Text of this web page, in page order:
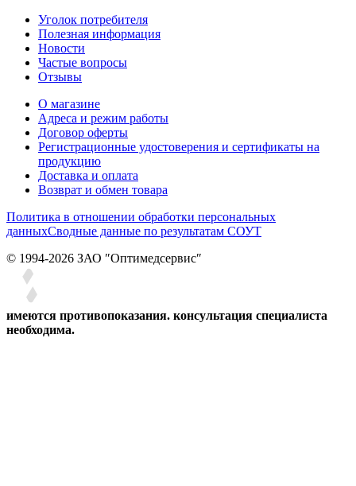
Уголок потребителя
Полезная информация
Новости
Частые вопросы
Отзывы
О магазине
Адреса и режим работы
Договор оферты
Регистрационные удостоверения и сертификаты на
продукцию
Доставка и оплата
Возврат и обмен товара
Политика в отношении обработки персональных
данныхСводные данные по результатам СОУТ
© 1994-2026 ЗАО ″Оптимедсервис″
имеются противопоказания. консультация специалиста
необходима.